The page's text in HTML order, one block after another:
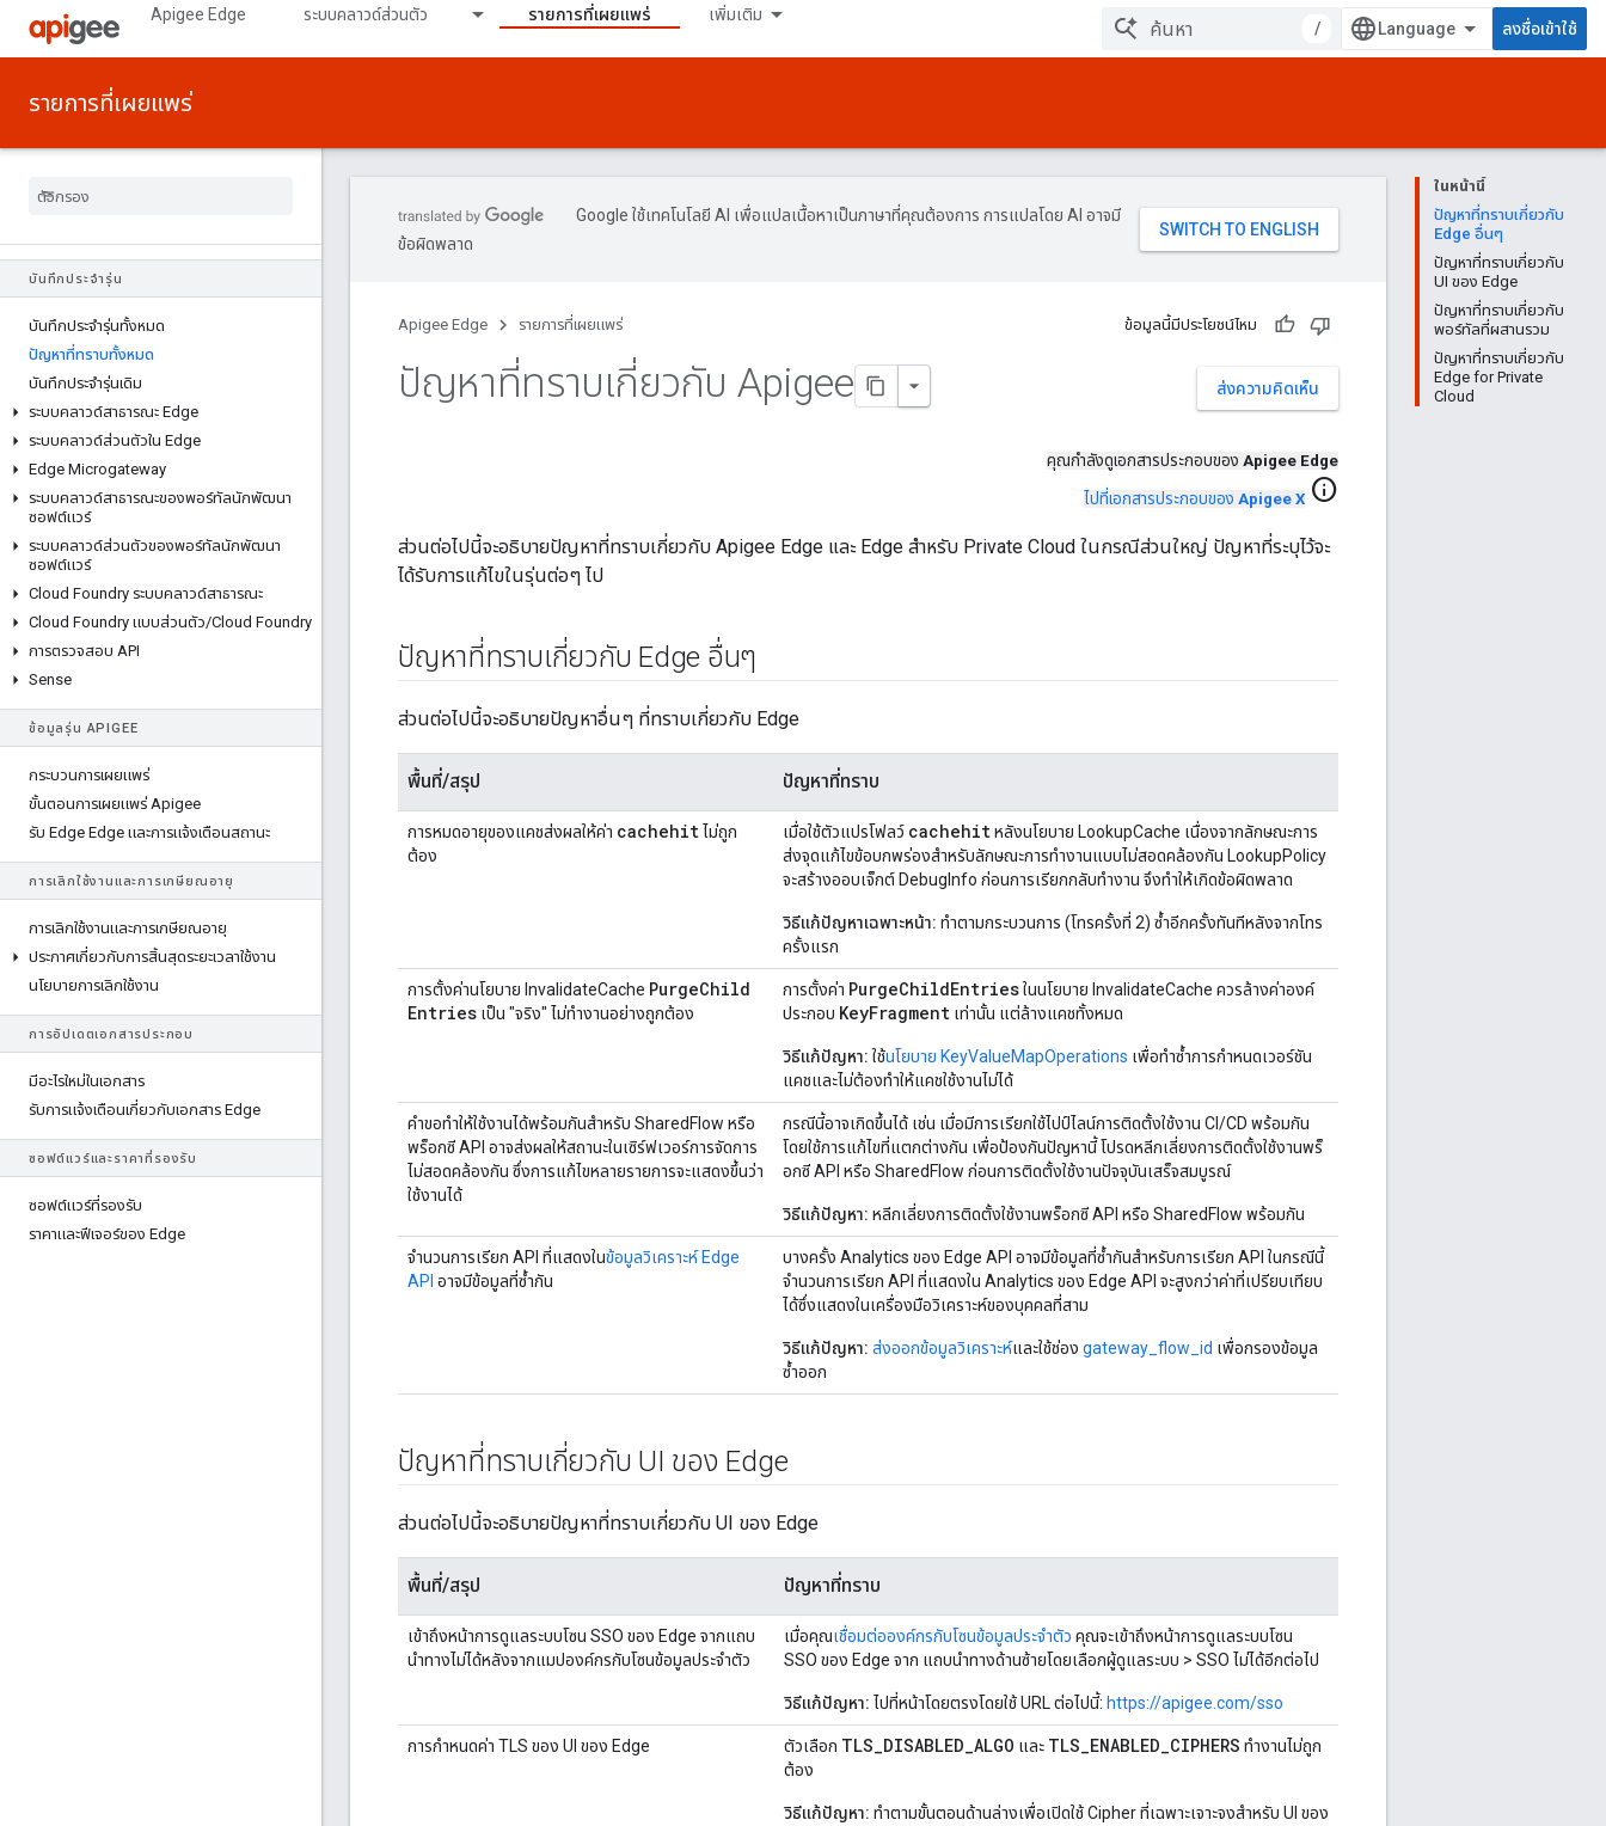
Apigee Edge ระบบคลาวด์ส่วนตัว รายการที่เผยแพร่ เพิ่มเติม
/ ลงชื่อเข้าใช้
รายการที่เผยแพร่
บันทึกประจํารุ่น
บันทึกประจํารุ่นทั้งหมด
ปัญหาที่ทราบทั้งหมด
บันทึกประจํารุ่นเดิม
ระบบคลาวด์สาธารณะ Edge
ระบบคลาวด์ส่วนตัวใน Edge
Edge Microgateway
ระบบคลาวด์สาธารณะของพอร์ทัลนักพัฒนา
ซอฟต์แวร์
ระบบคลาวด์ส่วนตัวของพอร์ทัลนักพัฒนา
ซอฟต์แวร์
Cloud Foundry ระบบคลาวด์สาธารณะ
Cloud Foundry แบบส่วนตัว/Cloud Foundry
การตรวจสอบ API
Sense
ข้อมูลรุ่น APIGEE
กระบวนการเผยแพร่
ขั้นตอนการเผยแพร่ Apigee
รับ Edge Edge และการแจ้งเตือนสถานะ
การเลิกใช้งานและการเกษียณอายุ
การเลิกใช้งานและการเกษียณอายุ
ประกาศเกี่ยวกับการสิ้นสุดระยะเวลาใช้งาน
นโยบายการเลิกใช้งาน
การอัปเดตเอกสารประกอบ
มีอะไรใหม่ในเอกสาร
รับการแจ้งเตือนเกี่ยวกับเอกสาร Edge
ซอฟต์แวร์และราคาที่รองรับ
ซอฟต์แวร์ที่รองรับ
ราคาและฟีเจอร์ของ Edge
ในหน้านี้
ปัญหาที่ทราบเกี่ยวกับ
Edge อื่นๆ
ปัญหาที่ทราบเกี่ยวกับ
UI ของ Edge
ปัญหาที่ทราบเกี่ยวกับ
พอร์ทัลที่ผสานรวม
ปัญหาที่ทราบเกี่ยวกับ
Edge for Private
Cloud
Google ใช้เทคโนโลยี AI เพื่อแปลเนื้อหาเป็นภาษาที่คุณต้องการ การแปลโดย AI อาจมี
ข้อผิดพลาด
Apigee Edge รายการที่เผยแพร่ ข้อมูลนี้มีประโยชน์ไหม
ส่งความคิดเห็น
ปัญหาที่ทราบเกี่ยวกับ Apigee
คุณกำลังดูเอกสารประกอบของ Apigee Edge
ไปที่เอกสารประกอบของ Apigee X info
ส่วนต่อไปนี้จะอธิบายปัญหาที่ทราบเกี่ยวกับ Apigee Edge และ Edge สำหรับ Private Cloud ในกรณีส่วนใหญ่ ปัญหาที่ระบุไว้จะ
ได้รับการแก้ไขในรุ่นต่อๆ ไป
ปัญหาที่ทราบเกี่ยวกับ Edge อื่นๆ
ส่วนต่อไปนี้จะอธิบายปัญหาอื่นๆ ที่ทราบเกี่ยวกับ Edge
พื้นที่/สรุป ปัญหาที่ทราบ
การหมดอายุของแคชส่งผลให้ค่า cachehit ไม่ถูก
ต้อง
เมื่อใช้ตัวแปรโฟลว์ cachehitหลังนโยบาย LookupCache เนื่องจากลักษณะการ
ส่งจุดแก้ไขข้อบกพร่องสำหรับลักษณะการทำงานแบบไม่สอดคล้องกัน LookupPolicy
จะสร้างออบเจ็กต์ DebugInfo ก่อนการเรียกกลับทำงาน จึงทำให้เกิดข้อผิดพลาด
วิธีแก้ปัญหาเฉพาะหน้า: ทำตามกระบวนการ (โทรครั้งที่ 2) ซ้ำอีกครั้งทันทีหลังจากโทร
ครั้งแรก
การตั้งค่านโยบาย InvalidateCache PurgeChild
Entries เป็น "จริง" ไม่ทํางานอย่างถูกต้อง
การตั้งค่า PurgeChildEntriesในนโยบาย InvalidateCache ควรล้างค่าองค์
ประกอบ KeyFragment เท่านั้น แต่ล้างแคชทั้งหมด
วิธีแก้ปัญหา: ใช้นโยบาย KeyValueMapOperations เพื่อทําซ้ำการกำหนดเวอร์ชัน
แคชและไม่ต้องทำให้แคชใช้งานไม่ได้
คำขอทำให้ใช้งานได้พร้อมกันสำหรับ SharedFlow หรือ
พร็อกซี API อาจส่งผลให้สถานะในเซิร์ฟเวอร์การจัดการ
ไม่สอดคล้องกัน ซึ่งการแก้ไขหลายรายการจะแสดงขึ้นว่า
ใช้งานได้
กรณีนี้อาจเกิดขึ้นได้ เช่น เมื่อมีการเรียกใช้ไปป์ไลน์การติดตั้งใช้งาน CI/CD พร้อมกัน
โดยใช้การแก้ไขที่แตกต่างกัน เพื่อป้องกันปัญหานี้ โปรดหลีกเลี่ยงการติดตั้งใช้งานพร็
อกซี API หรือ SharedFlow ก่อนการติดตั้งใช้งานปัจจุบันเสร็จสมบูรณ์
วิธีแก้ปัญหา: หลีกเลี่ยงการติดตั้งใช้งานพร็อกซี API หรือ SharedFlow พร้อมกัน
จํานวนการเรียก API ที่แสดงในข้อมูลวิเคราะห์ Edge
API อาจมีข้อมูลที่ซ้ำกัน
บางครั้ง Analytics ของ Edge API อาจมีข้อมูลที่ซ้ำกันสำหรับการเรียก API ในกรณีนี้
จํานวนการเรียก API ที่แสดงใน Analytics ของ Edge API จะสูงกว่าค่าที่เปรียบเทียบ
ได้ซึ่งแสดงในเครื่องมือวิเคราะห์ของบุคคลที่สาม
วิธีแก้ปัญหา: ส่งออกข้อมูลวิเคราะห์และใช้ช่อง gateway_flow_id เพื่อกรองข้อมูล
ซ้ำออก
ปัญหาที่ทราบเกี่ยวกับ UI ของ Edge
ส่วนต่อไปนี้จะอธิบายปัญหาที่ทราบเกี่ยวกับ UI ของ Edge
พื้นที่/สรุป ปัญหาที่ทราบ
เข้าถึงหน้าการดูแลระบบโซน SSO ของ Edge จากแถบ
นำทางไม่ได้หลังจากแมปองค์กรกับโซนข้อมูลประจำตัว
เมื่อคุณเชื่อมต่อองค์กรกับโซนข้อมูลประจำตัว คุณจะเข้าถึงหน้าการดูแลระบบโซน
SSO ของ Edge จาก แถบนำทางด้านซ้ายโดยเลือกผู้ดูแลระบบ > SSO ไม่ได้อีกต่อไป
วิธีแก้ปัญหา: ไปที่หน้าโดยตรงโดยใช้ URL ต่อไปนี้: https://apigee.com/sso
การกำหนดค่า TLS ของ UI ของ Edge ตัวเลือก TLS_DISABLED_ALGO และ TLS_ENABLED_CIPHERS ทำงานไม่ถูก
ต้อง
วิธีแก้ปัญหา: ทำตามขั้นตอนด้านล่างเพื่อเปิดใช้ Cipher ที่เฉพาะเจาะจงสำหรับ UI ของ